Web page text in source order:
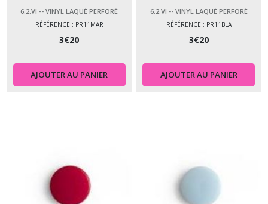
6.2.VI -- VINYL LAQUÉ PERFORÉ
RÉFÉRENCE : PR11MAR
3€20
AJOUTER AU PANIER
6.2.VI -- VINYL LAQUÉ PERFORÉ
RÉFÉRENCE : PR11BLA
3€20
AJOUTER AU PANIER